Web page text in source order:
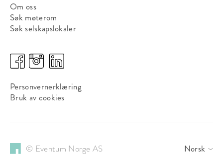
Om oss
Søk møterom
Søk selskapslokaler
Personvernerklæring
Bruk av cookies
© Eventum Norge AS Norsk